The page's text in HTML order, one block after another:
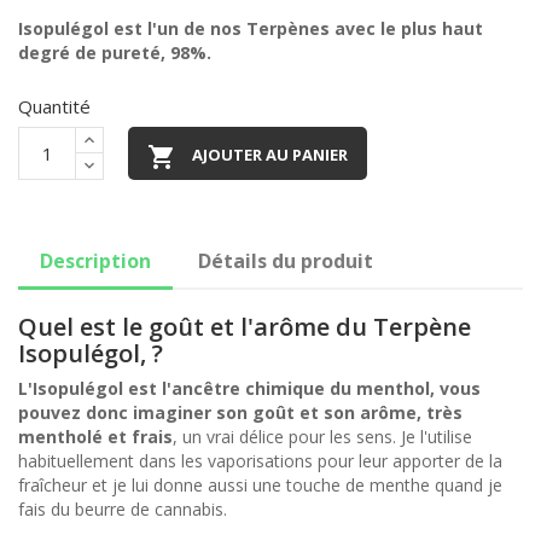
Isopulégol est l'un de nos Terpènes avec le plus haut
degré de pureté, 98%.
Quantité
 AJOUTER AU PANIER
Description Détails du produit
Quel est le goût et l'arôme du Terpène
Isopulégol, ?
L'Isopulégol est l'ancêtre chimique du menthol, vous
pouvez donc imaginer son goût et son arôme, très
mentholé et frais, un vrai délice pour les sens. Je l'utilise
habituellement dans les vaporisations pour leur apporter de la
fraîcheur et je lui donne aussi une touche de menthe quand je
fais du beurre de cannabis.